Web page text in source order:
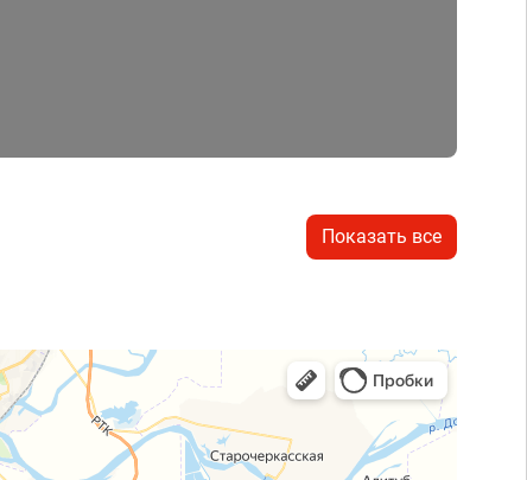
Показать все